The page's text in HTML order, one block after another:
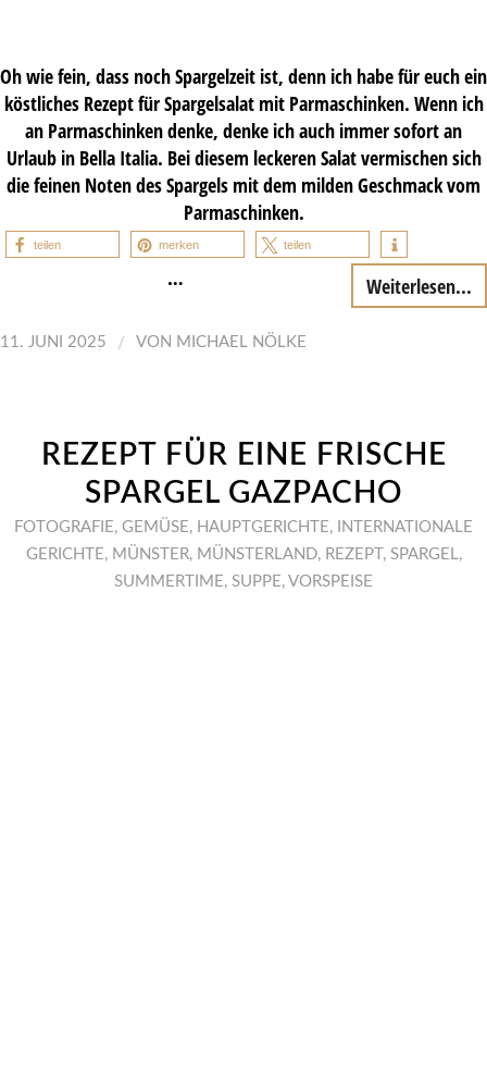
Oh wie fein, dass noch Spargelzeit ist, denn ich habe für euch ein
köstliches Rezept für Spargelsalat mit Parmaschinken. Wenn ich
an Parmaschinken denke, denke ich auch immer sofort an
Urlaub in Bella Italia. Bei diesem leckeren Salat vermischen sich
die feinen Noten des Spargels mit dem milden Geschmack vom
Parmaschinken.
teilen merken teilen
… Weiterlesen...
11. JUNI 2025 / VON MICHAEL NÖLKE
REZEPT FÜR EINE FRISCHE
SPARGEL GAZPACHO
FOTOGRAFIE, GEMÜSE, HAUPTGERICHTE,
INTERNATIONALE
GERICHTE, MÜNSTER, MÜNSTERLAND, REZEPT, SPARGEL,
SUMMERTIME, SUPPE, VORSPEISE